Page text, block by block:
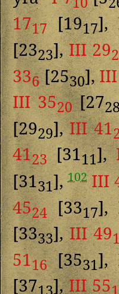
1717[1917],
[2323],III 29
336[2530],
III 3520[27
[2929],III 41
4123[3111],
[3131],102 III
4524[3317],
[3333],III 49
5116[3531],
[37
],III 55